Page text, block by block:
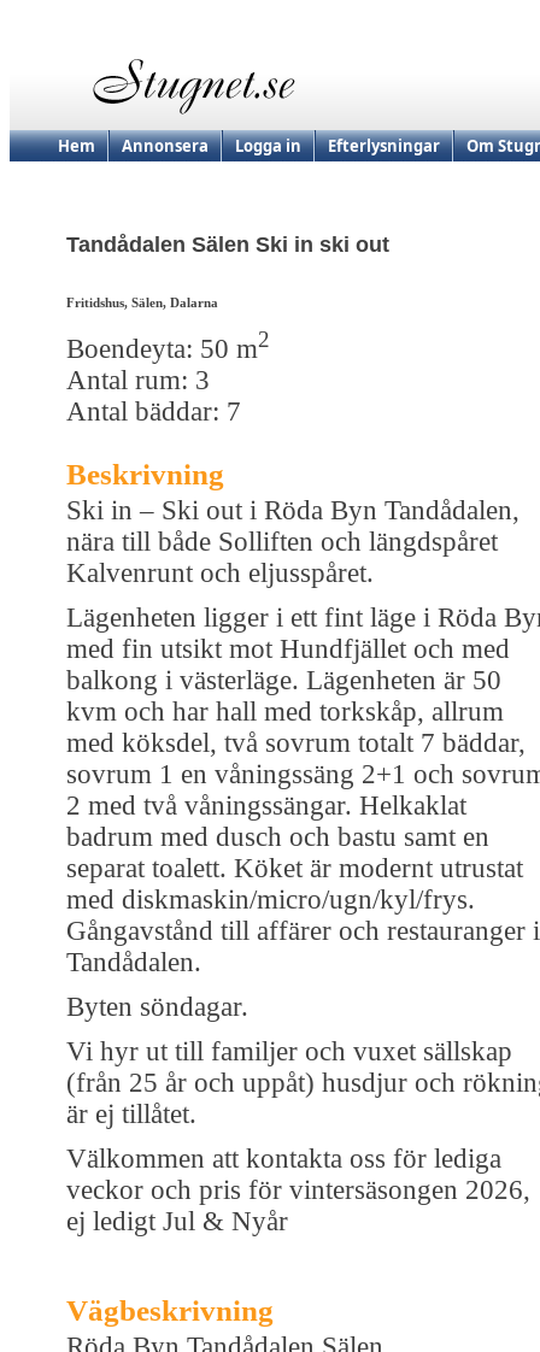
Hem Annonsera Logga in Efterlysningar Om
Tandådalen Sälen Ski in ski out
Fritidshus, Sälen, Dalarna
Boendeyta: 50 m2
Antal rum: 3
Antal bäddar: 7
Beskrivning
Ski in – Ski out i Röda Byn Tandådalen,
nära till både Solliften och längdspåret
Kalvenrunt och eljusspåret.
Lägenheten ligger i ett fint läge i Röda
med fin utsikt mot Hundfjället och med
balkong i västerläge. Lägenheten är 50
kvm och har hall med torkskåp, allrum
med köksdel, två sovrum totalt 7 bäddar,
sovrum 1 en våningssäng 2+1 och
2 med två våningssängar. Helkaklat
badrum med dusch och bastu samt en
separat toalett. Köket är modernt utrustat
med diskmaskin/micro/ugn/kyl/frys.
Gångavstånd till affärer och restauranger i
Tandådalen.
Byten söndagar.
Vi hyr ut till familjer och vuxet sällskap
(från 25 år och uppåt) husdjur och
är ej tillåtet.
Välkommen att kontakta oss för lediga
veckor och pris för vintersäsongen 2026,
ej ledigt Jul & Nyår
Vägbeskrivning